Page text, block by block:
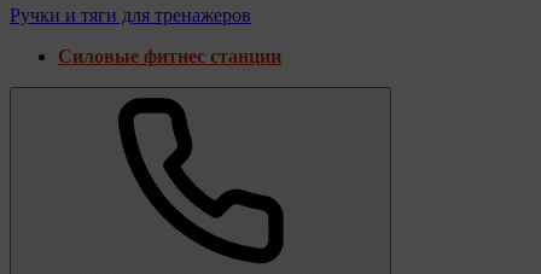
Ручки и тяги для тренажеров
Силовые фитнес станции